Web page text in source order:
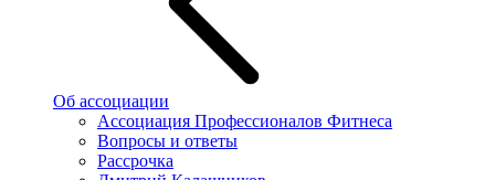
Об ассоциации
Ассоциация Профессионалов Фитнеса
Вопросы и ответы
Рассрочка